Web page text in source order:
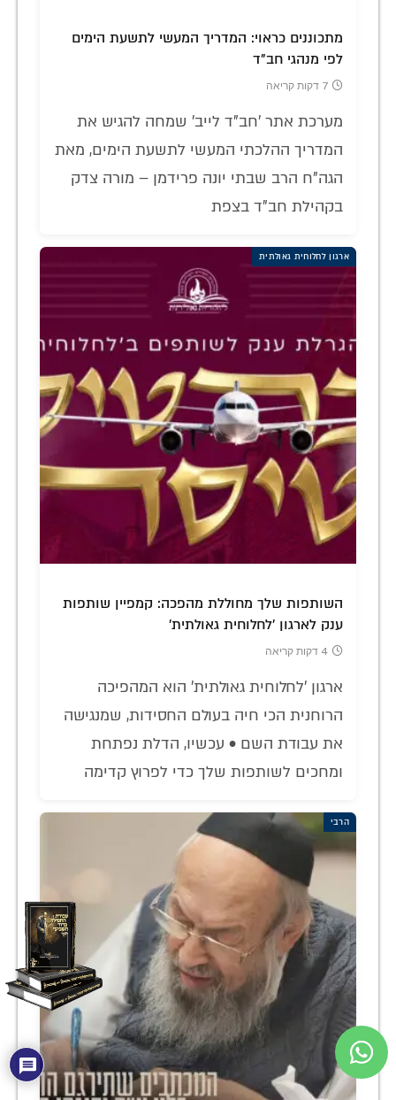
מתכוננים כראוי: המדריך המעשי לתשעת הימים
לפי מנהגי חב"ד
7 דקות קריאה
מערכת אתר 'חב"ד לייב' שמחה להגיש את
המדריך ההלכתי המעשי לתשעת הימים, מאת
הגה"ח הרב שבתי יונה פרידמן – מורה צדק
בקהילת חב"ד בצפת
ארגון לחלוחית גאולתית
השותפות שלך מחוללת מהפכה: קמפיין שותפות
ענק לארגון 'לחלוחית גאולתית'
4 דקות קריאה
ארגון 'לחלוחית גאולתית' הוא המהפיכה
הרוחנית הכי חיה בעולם החסידות, שמנגישה
את עבודת השם • עכשיו, הדלת נפתחת
ומחכים לשותפות שלך כדי לפרוץ קדימה
הרבי